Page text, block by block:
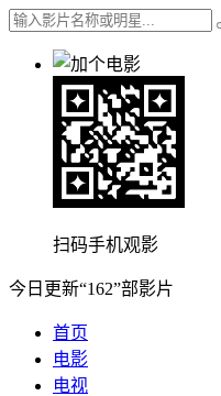
扫码手机观影
今日更新“162”部影片
首页
电影
电视